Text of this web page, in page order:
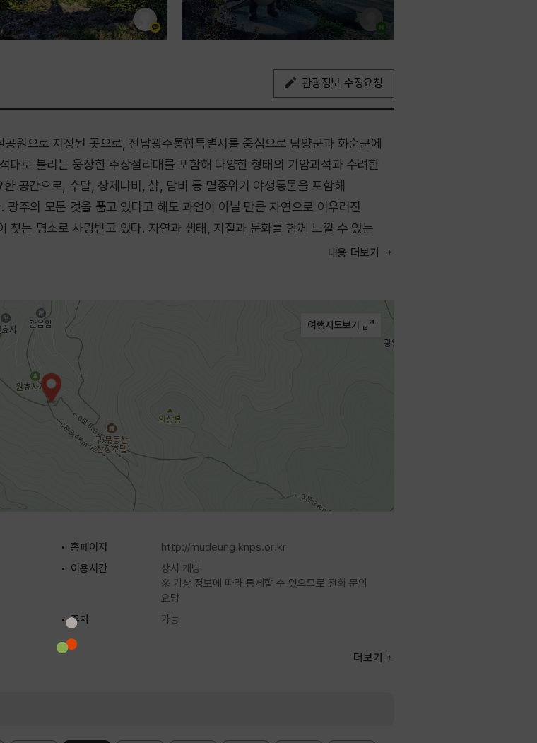
관광정보 수정요청
원으로 지정된 곳으로, 전남광주통합특별시를 중심으로 담양군과 화순군에
대로 불리는 웅장한 주상절리대를 포함해 다양한 형태의 기암괴석과 수려한
공간으로, 수달, 상제나비, 삵, 담비 등 멸종위기 야생동물을 포함해
주의 모든 것을 품고 있다고 해도 과언이 아닐 만큼 자연으로 어우러진
찾는 명소로 사랑받고 있다. 자연과 생태, 지질과 문화를 함께 느낄 수 있는
내용 더보기
홈페이지
http://mudeung.knps.or.kr
이용시간
상시 개방
※ 기상 정보에 따라 통제할 수 있으므로 전화 문의
요망
주차
가능
더보기